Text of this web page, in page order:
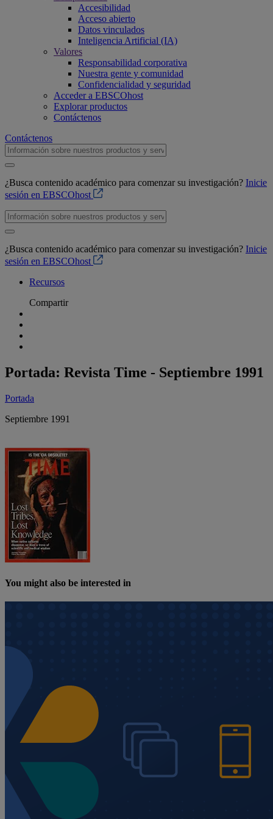
Accesibilidad
Acceso abierto
Datos vinculados
Inteligencia Artificial (IA)
Valores
Responsabilidad corporativa
Nuestra gente y comunidad
Confidencialidad y seguridad
Acceder a EBSCOhost
Explorar productos
Contáctenos
Contáctenos
¿Busca contenido académico para comenzar su investigación? Inicie
sesión en EBSCOhost
¿Busca contenido académico para comenzar su investigación? Inicie
sesión en EBSCOhost
Recursos
Compartir
Portada: Revista Time - Septiembre 1991
Portada
Septiembre 1991
You might also be interested in